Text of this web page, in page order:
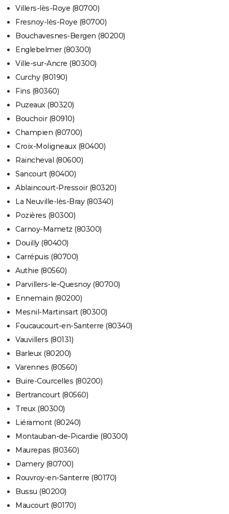
Villers-lès-Roye (80700)
Fresnoy-lès-Roye (80700)
Bouchavesnes-Bergen (80200)
Englebelmer (80300)
Ville-sur-Ancre (80300)
Curchy (80190)
Fins (80360)
Puzeaux (80320)
Bouchoir (80910)
Champien (80700)
Croix-Moligneaux (80400)
Raincheval (80600)
Sancourt (80400)
Ablaincourt-Pressoir (80320)
La Neuville-lès-Bray (80340)
Pozières (80300)
Carnoy-Mametz (80300)
Douilly (80400)
Carrépuis (80700)
Authie (80560)
Parvillers-le-Quesnoy (80700)
Ennemain (80200)
Mesnil-Martinsart (80300)
Foucaucourt-en-Santerre (80340)
Vauvillers (80131)
Barleux (80200)
Varennes (80560)
Buire-Courcelles (80200)
Bertrancourt (80560)
Treux (80300)
Liéramont (80240)
Montauban-de-Picardie (80300)
Maurepas (80360)
Damery (80700)
Rouvroy-en-Santerre (80170)
Bussu (80200)
Maucourt (80170)